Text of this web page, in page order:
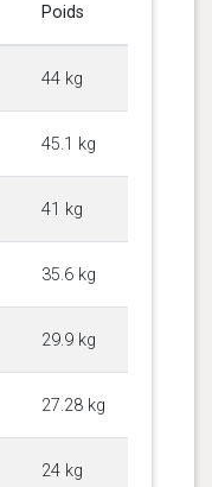
Poids
44 kg
45.1 kg
41 kg
35.6 kg
29.9 kg
27.28 kg
24 kg